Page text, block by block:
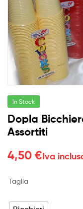
In Stock
Dopla
Assortiti
4,50 €Iva
Taglia